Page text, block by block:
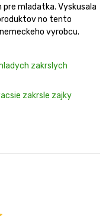
pre mladatka. Vyskusala
no tento
vyrobcu.
zakrslych
zakrsle zajky